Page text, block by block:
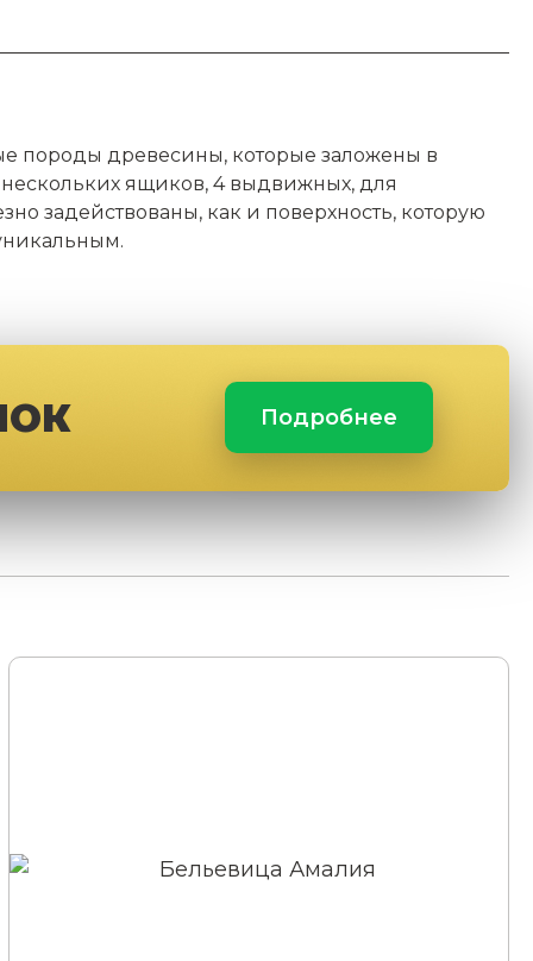
породы древесины, которые заложены в
ящиков, 4 выдвижных, для
задействованы, как и поверхность, которую
Подробнее